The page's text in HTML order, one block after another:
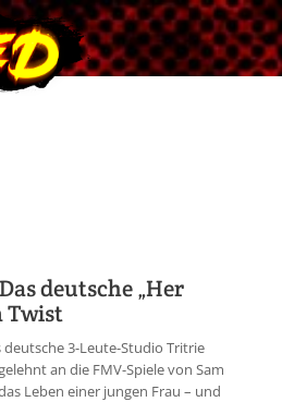
deutsche „Her
Twist
deutsche 3-Leute-Studio Tritrie
an die FMV-Spiele von Sam
Leben einer jungen Frau – und